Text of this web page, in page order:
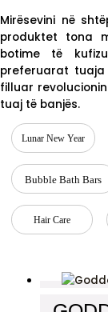
Mirësevini në
produktet tona
botime të
preferuarat tuaja
filluar
tuaj të banjës.
Lunar New Year
Bubble Bath Bars
Hair Care